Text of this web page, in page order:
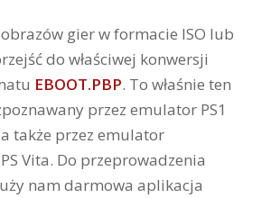
gier w formacie ISO lub
do właściwej konwersji
EBOOT.PBP. To właśnie ten
przez emulator PS1
także przez emulator
Vita. Do przeprowadzenia
nam darmowa aplikacja